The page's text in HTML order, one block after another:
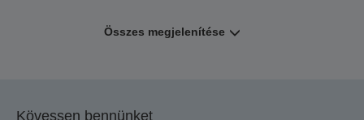
Összes megjelenítése
Kövessen bennünket